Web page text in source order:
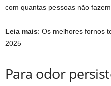
com quantas pessoas não
Leia mais: Os melhores fornos
2025
Para odor